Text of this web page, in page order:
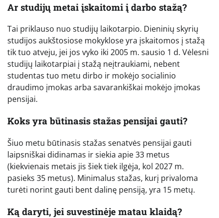
Ar studijų metai įskaitomi į darbo stažą?
Tai priklauso nuo studijų laikotarpio. Dieninių skyrių
studijos aukštosiose mokyklose yra įskaitomos į stažą
tik tuo atveju, jei jos vyko iki 2005 m. sausio 1 d. Vėlesni
studijų laikotarpiai į stažą neįtraukiami, nebent
studentas tuo metu dirbo ir mokėjo socialinio
draudimo įmokas arba savarankiškai mokėjo įmokas
pensijai.
Koks yra būtinasis stažas pensijai gauti?
Šiuo metu būtinasis stažas senatvės pensijai gauti
laipsniškai didinamas ir siekia apie 33 metus
(kiekvienais metais jis šiek tiek ilgėja, kol 2027 m.
pasieks 35 metus). Minimalus stažas, kurį privaloma
turėti norint gauti bent dalinę pensiją, yra 15 metų.
Ką daryti, jei suvestinėje matau klaidą?